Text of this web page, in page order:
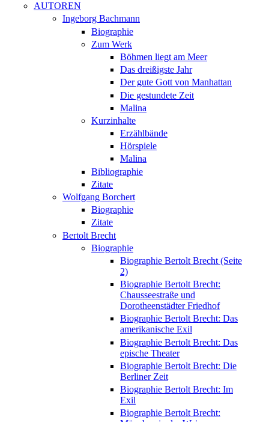
AUTOREN
Ingeborg Bachmann
Biographie
Zum Werk
Böhmen liegt am Meer
Das dreißigste Jahr
Der gute Gott von Manhattan
Die gestundete Zeit
Malina
Kurzinhalte
Erzählbände
Hörspiele
Malina
Bibliographie
Zitate
Wolfgang Borchert
Biographie
Zitate
Bertolt Brecht
Biographie
Biographie Bertolt Brecht (Seite
2)
Biographie Bertolt Brecht:
Chausseestraße und
Dorotheenstädter Friedhof
Biographie Bertolt Brecht: Das
amerikanische Exil
Biographie Bertolt Brecht: Das
epische Theater
Biographie Bertolt Brecht: Die
Berliner Zeit
Biographie Bertolt Brecht: Im
Exil
Biographie Bertolt Brecht: